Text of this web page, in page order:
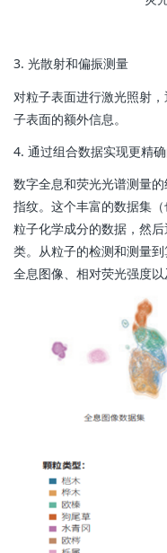
3. 光散射和偏振测量
对粒子表面进行激光照射
子表面的额外信息。
4. 通过组合数据实现更精
数字全息和荧光光谱测量
指纹。这个丰富的数据集
粒子化学成分的数据，然
类。从粒子的检测和测量
全息图像、相对荧光强度以